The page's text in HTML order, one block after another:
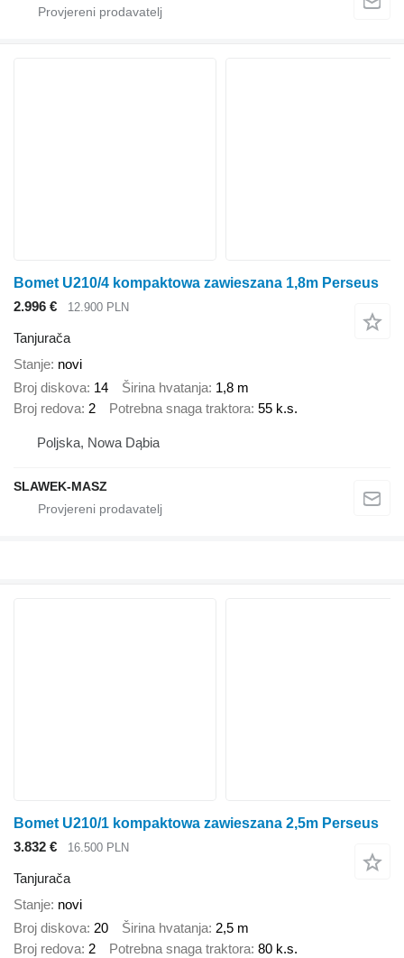
Bomet U210/4 kompaktowa zawieszana 1,8m Perseus
2.996 €
12.900 PLN
Tanjurača
Stanje novi
Broj diskova 14 Širina hvatanja 1,8 m
Broj redova 2 Potrebna snaga traktora 55 k.s.
Poljska, Nowa Dąbia
SLAWEK-MASZ
Bomet U210/1 kompaktowa zawieszana 2,5m Perseus
3.832 €
16.500 PLN
Tanjurača
Stanje novi
Broj diskova 20 Širina hvatanja 2,5 m
Broj redova 2 Potrebna snaga traktora 80 k.s.